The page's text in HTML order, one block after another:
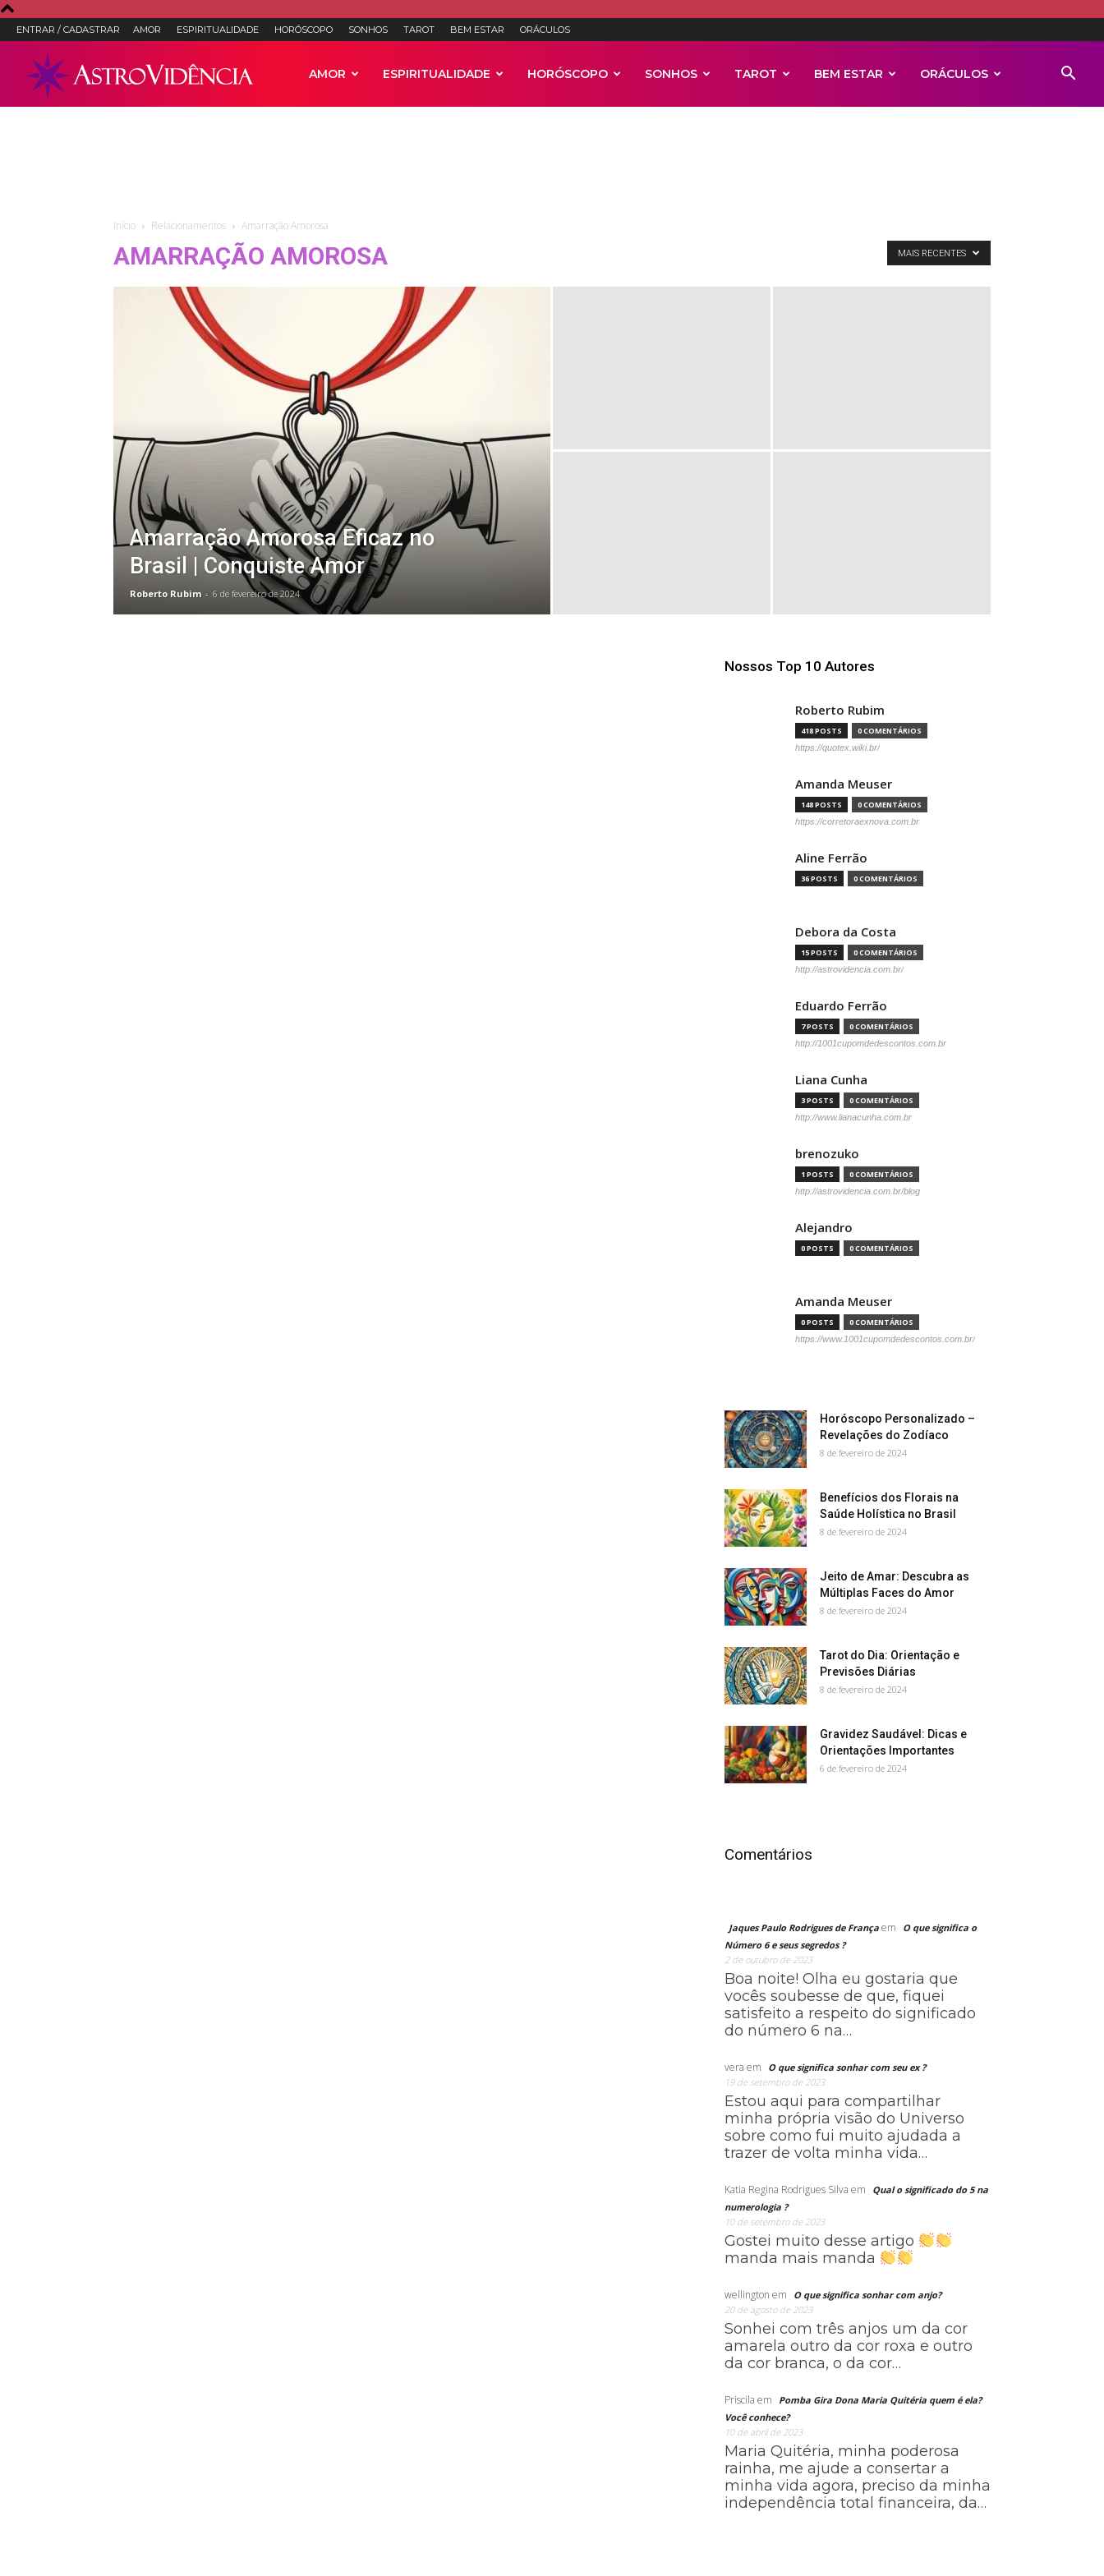
ENTRAR / CADASTRAR AMOR ESPIRITUALIDADE HORÓSCOPO SONHOS TAROT BEM ESTAR ORÁCULOS
Astrologia,
Vidência
AMOR ESPIRITUALIDADE HORÓSCOPO SONHOS TAROT BEM ESTAR ORÁCULOS
Início Relacionamentos Amarração Amorosa
AMARRAÇÃO AMOROSA MAIS RECENTES
Amarração Amorosa Eficaz no
Brasil | Conquiste Amor
Roberto Rubim - 6 de fevereiro de 2024
Nossos Top 10 Autores
Roberto Rubim
418 POSTS 0 COMENTÁRIOS
https://quotex.wiki.br/
Amanda Meuser
148 POSTS 0 COMENTÁRIOS
https://corretoraexnova.com.br
Aline Ferrão
36 POSTS 0 COMENTÁRIOS
Debora da Costa
15 POSTS 0 COMENTÁRIOS
http://astrovidencia.com.br/
Eduardo Ferrão
7 POSTS 0 COMENTÁRIOS
http://1001cupomdedescontos.com.br
Liana Cunha
3 POSTS 0 COMENTÁRIOS
http://www.lianacunha.com.br
brenozuko
1 POSTS 0 COMENTÁRIOS
http://astrovidencia.com.br/blog
Alejandro
0 POSTS 0 COMENTÁRIOS
Amanda Meuser
0 POSTS 0 COMENTÁRIOS
https://www.1001cupomdedescontos.com.br/
Horóscopo Personalizado –
Revelações do Zodíaco
8 de fevereiro de 2024
Benefícios dos Florais na
Saúde Holística no Brasil
8 de fevereiro de 2024
Jeito de Amar: Descubra as
Múltiplas Faces do Amor
8 de fevereiro de 2024
Tarot do Dia: Orientação e
Previsões Diárias
8 de fevereiro de 2024
Gravidez Saudável: Dicas e
Orientações Importantes
6 de fevereiro de 2024
Comentários
Jaques Paulo Rodrigues de França em
O que significa o
Número 6 e seus segredos ?
2 de outubro de 2023
Boa noite! Olha eu gostaria que
vocês soubesse de que, fiquei
satisfeito a respeito do significado
do número 6 na…
vera em
O que significa sonhar com seu ex ?
19 de setembro de 2023
Estou aqui para compartilhar
minha própria visão do Universo
sobre como fui muito ajudada a
trazer de volta minha vida…
Katia Regina Rodrigues Silva em
Qual o significado do 5 na
numerologia ?
10 de setembro de 2023
Gostei muito desse artigo
manda mais manda
wellington em
O que significa sonhar com anjo?
20 de agosto de 2023
Sonhei com três anjos um da cor
amarela outro da cor roxa e outro
da cor branca, o da cor…
Priscila em
Pomba Gira Dona Maria Quitéria quem é ela?
Você conhece?
10 de abril de 2023
Maria Quitéria, minha poderosa
rainha, me ajude a consertar a
minha vida agora, preciso da minha
independência total financeira, da…